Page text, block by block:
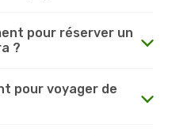
pour réserver un
?
pour voyager de